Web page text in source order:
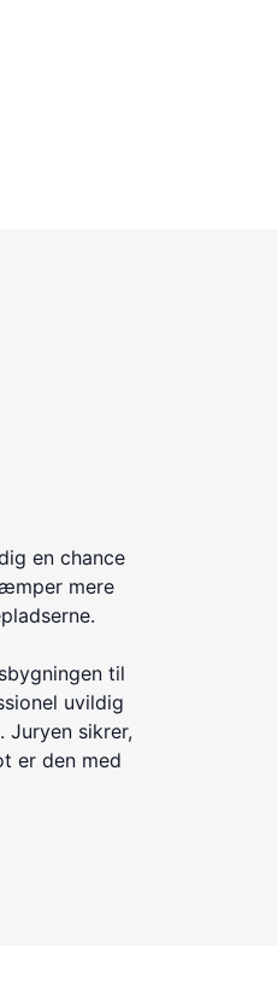
en chance
mere
til
uvildig
sikrer,
er den med